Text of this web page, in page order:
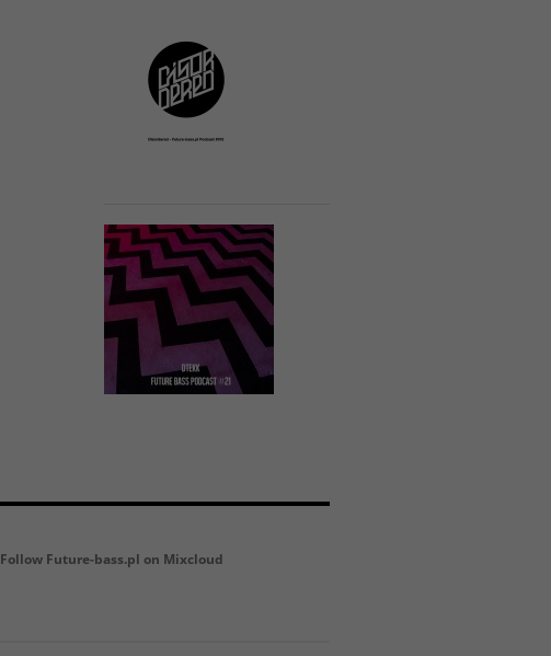
Follow Future-bass.pl on Mixcloud